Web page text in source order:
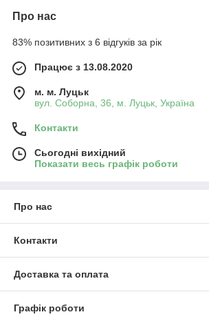
Про нас
83% позитивних з 6 відгуків за рік
Працює з 13.08.2020
м. м. Луцьк
вул. Соборна, 36, м. Луцьк, Україна
Контакти
Сьогодні вихідний
Показати весь графік роботи
Про нас
Контакти
Доставка та оплата
Графік роботи